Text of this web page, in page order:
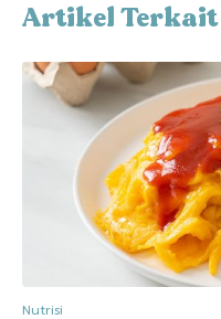
Artikel Terkait
Nutrisi